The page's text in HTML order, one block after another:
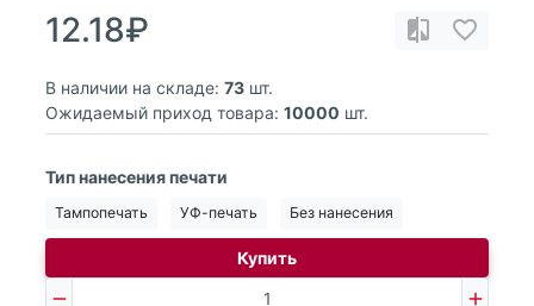
12.18₽
В наличии на складе: 73 шт.
Ожидаемый приход товара: 10000 шт.
Тип нанесения печати
Тампопечать УФ-печать Без нанесения
Купить